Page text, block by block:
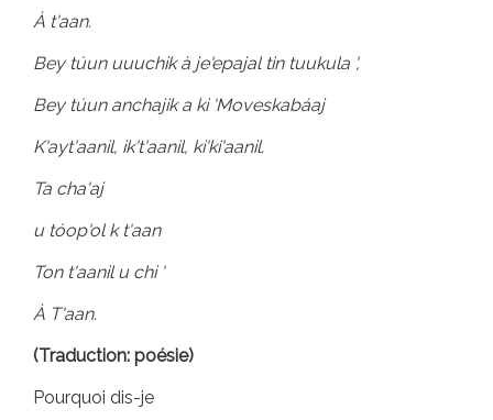
À t'aan.
Bey túun uuuchik à je'epajal tin tuukula ',
Bey túun anchajik a ki 'Moveskabáaj
K'ayt'aanil, ik't'aanil, ki'ki'aanil.
Ta cha'aj
u tóop'ol k t'aan
Ton t'aanil u chi '
À T'aan.
(Traduction: poésie)
Pourquoi dis-je